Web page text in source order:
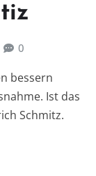
0
bessern
Ist das
Schmitz.